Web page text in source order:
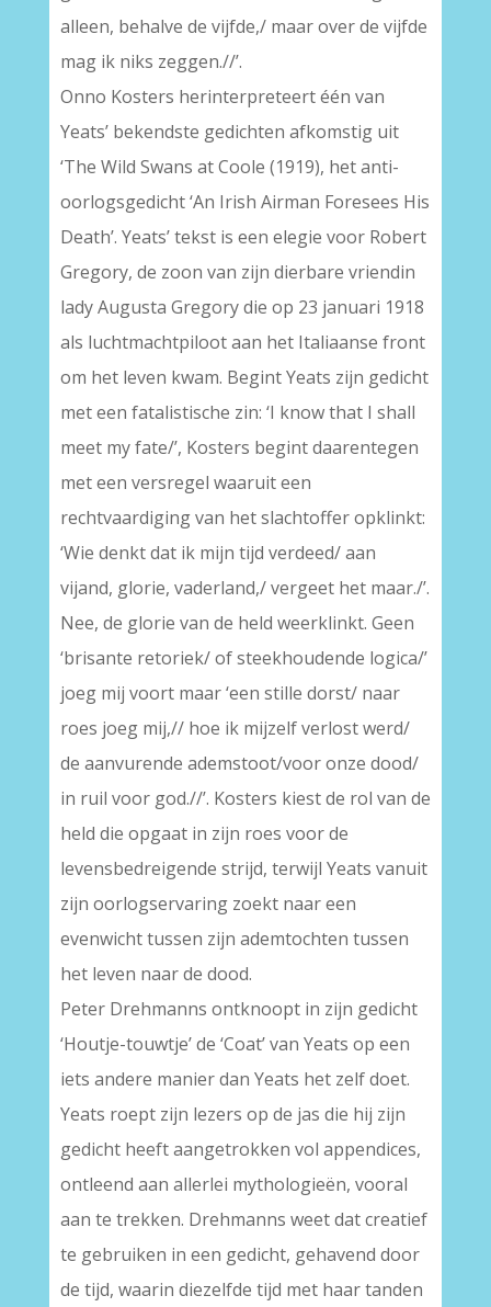
alleen, behalve de vijfde,/ maar over de vijfde
mag ik niks zeggen.//’.
Onno Kosters herinterpreteert één van
Yeats’ bekendste gedichten afkomstig uit
‘The Wild Swans at Coole (1919), het anti-
oorlogsgedicht ‘An Irish Airman Foresees His
Death’. Yeats’ tekst is een elegie voor Robert
Gregory, de zoon van zijn dierbare vriendin
lady Augusta Gregory die op 23 januari 1918
als luchtmachtpiloot aan het Italiaanse front
om het leven kwam. Begint Yeats zijn gedicht
met een fatalistische zin: ‘I know that I shall
meet my fate/’, Kosters begint daarentegen
met een versregel waaruit een
rechtvaardiging van het slachtoffer opklinkt:
‘Wie denkt dat ik mijn tijd verdeed/ aan
vijand, glorie, vaderland,/ vergeet het maar./’.
Nee, de glorie van de held weerklinkt. Geen
‘brisante retoriek/ of steekhoudende logica/’
joeg mij voort maar ‘een stille dorst/ naar
roes joeg mij,// hoe ik mijzelf verlost werd/
de aanvurende ademstoot/voor onze dood/
in ruil voor god.//’. Kosters kiest de rol van de
held die opgaat in zijn roes voor de
levensbedreigende strijd, terwijl Yeats vanuit
zijn oorlogservaring zoekt naar een
evenwicht tussen zijn ademtochten tussen
het leven naar de dood.
Peter Drehmanns ontknoopt in zijn gedicht
‘Houtje-touwtje’ de ‘Coat’ van Yeats op een
iets andere manier dan Yeats het zelf doet.
Yeats roept zijn lezers op de jas die hij zijn
gedicht heeft aangetrokken vol appendices,
ontleend aan allerlei mythologieën, vooral
aan te trekken. Drehmanns weet dat creatief
te gebruiken in een gedicht, gehavend door
de tijd, waarin diezelfde tijd met haar tanden